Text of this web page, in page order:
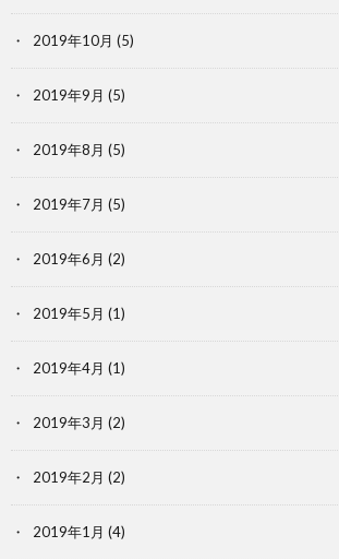
2019年10月 (5)
2019年9月 (5)
2019年8月 (5)
2019年7月 (5)
2019年6月 (2)
2019年5月 (1)
2019年4月 (1)
2019年3月 (2)
2019年2月 (2)
2019年1月 (4)